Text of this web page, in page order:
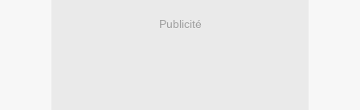
Publicité